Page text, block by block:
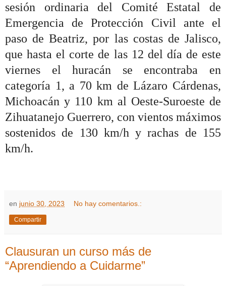
sesión ordinaria del Comité Estatal de
Emergencia de Protección Civil ante el
paso de Beatriz, por las costas de Jalisco,
que hasta el corte de las 12 del día de este
viernes el huracán se encontraba en
categoría 1, a 70 km de Lázaro Cárdenas,
Michoacán y 110 km al Oeste-Suroeste de
Zihuatanejo Guerrero, con vientos máximos
sostenidos de 130 km/h y rachas de 155
km/h.
en junio 30, 2023 No hay comentarios.:
Compartir
Clausuran un curso más de
“Aprendiendo a Cuidarme”